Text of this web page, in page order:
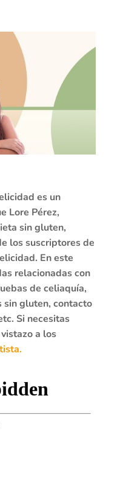
es un
Lore Pérez,
sin gluten,
los suscriptores de
En este
relacionadas con
de celiaquía,
gluten, contacto
Si necesitas
a los